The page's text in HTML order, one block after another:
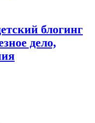
блогинг
дело,